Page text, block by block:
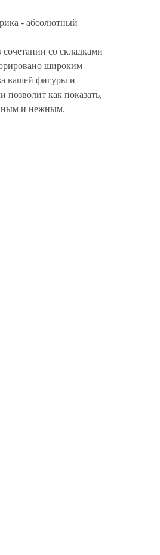
- абсолютный
со складками
широким
вашей фигуры и
как показать,
и нежным.